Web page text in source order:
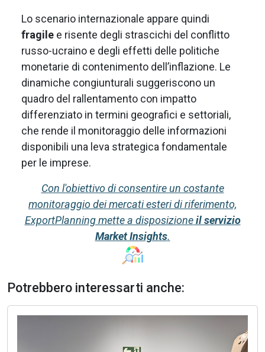
Lo scenario internazionale appare quindi
fragile e risente degli strascichi del conflitto
russo-ucraino e degli effetti delle politiche
monetarie di contenimento dell’inflazione. Le
dinamiche congiunturali suggeriscono un
quadro del rallentamento con impatto
differenziato in termini geografici e settoriali,
che rende il monitoraggio delle informazioni
disponibili una leva strategica fondamentale
per le imprese.
Con l'obiettivo di consentire un costante
monitoraggio dei mercati esteri di riferimento,
ExportPlanning mette a disposizioneil servizio
Market Insights.
Potrebbero interessarti anche: